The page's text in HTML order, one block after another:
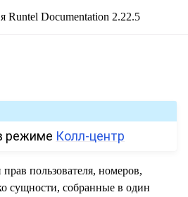
Runtel Documentation 2.22.5
режиме Колл-центр
пользователя, номеров,
сущности, собранные в один